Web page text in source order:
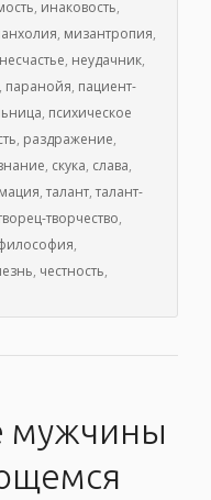
, инаковость,
, мизантропия,
несчастье, неудачник,
, паранойя, пациент-
, психическое
, раздражение,
, скука, слава,
,талант,талант-
творчество,
,
, честность,
мужчины